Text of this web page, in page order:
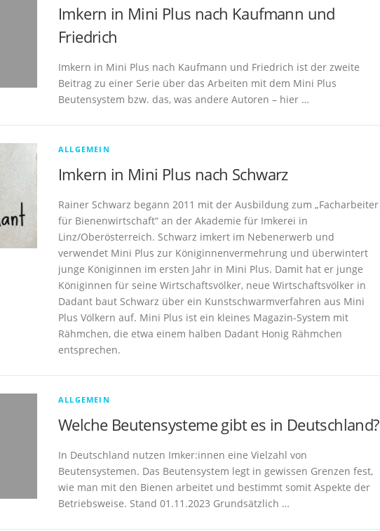
Imkern in Mini Plus nach Kaufmann und
Friedrich
Imkern in Mini Plus nach Kaufmann und Friedrich ist der zweite
Beitrag zu einer Serie über das Arbeiten mit dem Mini Plus
Beutensystem bzw. das, was andere Autoren – hier …
ALLGEMEIN
Imkern in Mini Plus nach Schwarz
Rainer Schwarz begann 2011 mit der Ausbildung zum „Facharbeiter
für Bienenwirtschaft“ an der Akademie für Imkerei in
Linz/Oberösterreich. Schwarz imkert im Nebenerwerb und
verwendet Mini Plus zur Königinnenvermehrung und überwintert
junge Königinnen im ersten Jahr in Mini Plus. Damit hat er junge
Königinnen für seine Wirtschaftsvölker, neue Wirtschaftsvölker in
Dadant baut Schwarz über ein Kunstschwarmverfahren aus Mini
Plus Völkern auf. Mini Plus ist ein kleines Magazin-System mit
Rähmchen, die etwa einem halben Dadant Honig Rähmchen
entsprechen.
ALLGEMEIN
Welche Beutensysteme gibt es in Deutschland?
In Deutschland nutzen Imker:innen eine Vielzahl von
Beutensystemen. Das Beutensystem legt in gewissen Grenzen fest,
wie man mit den Bienen arbeitet und bestimmt somit Aspekte der
Betriebsweise. Stand 01.11.2023 Grundsätzlich …